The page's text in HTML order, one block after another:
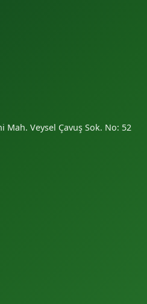
Mah. Veysel Çavuş Sok. No: 52